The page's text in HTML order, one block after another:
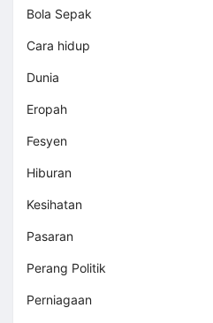
Bola Sepak
Cara hidup
Dunia
Eropah
Fesyen
Hiburan
Kesihatan
Pasaran
Perang Politik
Perniagaan